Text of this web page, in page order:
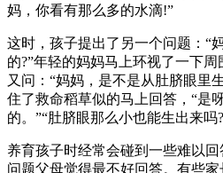
妈，你看有那么多的水滴!”
这时，孩子提出了另一个问题：“
的?”年轻的妈妈马上环视了一下
又问：“妈妈，是不是从肚脐眼里
住了救命稻草似的马上回答，“是
的。”“肚脐眼那么小也能生出来吗
养育孩子时经常会碰到一些难以
问题父母觉得最不好回答。有些